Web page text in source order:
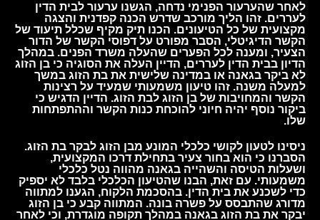
לאחר שהערעור הפנימי נדחה, הגשנו ערעור לבית הדין
לעררים. זהו הליך מורכב שדרש הכנה קפדנית והצגה
מקצועית של כל הטיעונים. הכנו תיק מקיף שכלל תיעוד של
הקשר הדיגיטלי, הסבר מפורט על דפוסי הקשר של הדור
הצעיר, ומענה לכל הפערים שהעלה משרד הפנים. במהלך
הדיון בבית הדין לעררים, הדיין העלה את הסוגיה כי בן הזוג
לא ביקר בגאנה או במדינה שלישית את בת הזוג במשך
למעלה משנה. זהו טיעון משמעותי שמעיד על רצינות
הקשר והמחויבות של בן הזוג לבת הזוג. הדיין הדגיש כי
ביקור נוסף יהיה חיוני להוכחת כנות הקשר וההתפתחות
שלו.
ניסינו לטעון לקושי כלכלי המונע מבן הזוג לבקר בת הזוג.
הסברנו כי הוא בחור צעיר בתחילת דרכו המקצועית,
ושעלות הטיסה והשהייה בגאנה מהווה נטל כלכלי
משמעותי. עם זאת, הבנו שהטיעון הכלכלי בלבד לא יספיק
כדי לשכנע את בית הדין. בהסכמת הלקוח, הגענו למתווה
מדורג שהתבסס על פשרה בונה. המתווה קבע כי בן הזוג
יבקר את בת הזוג בגאנה במהלך תקופה מוגדרת, וכי לאחר